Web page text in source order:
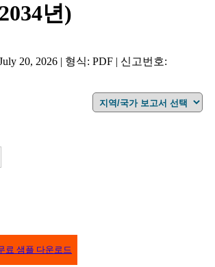
년)
20, 2026 | 형식: PDF | 신고번호:
료 샘플 다운로드